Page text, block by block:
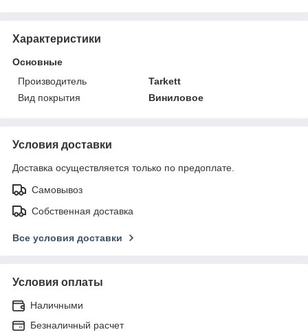
Характеристики
Основные
Производитель
Tarkett
Вид покрытия
Виниловое
Условия доставки
Доставка осуществляется только по предоплате.
Самовывоз
Собственная доставка
Все условия доставки
Условия оплаты
Наличными
Безналичный расчет